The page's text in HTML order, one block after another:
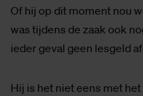
Of hij op dit moment nou
was tijdens de zaak ook
ieder geval geen lesgeld
Hij is het niet eens met